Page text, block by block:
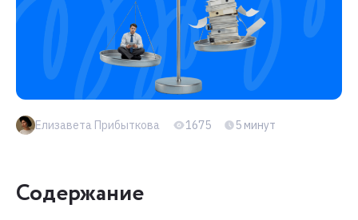
Елизавета Прибыткова 1675 5 минут
Содержание